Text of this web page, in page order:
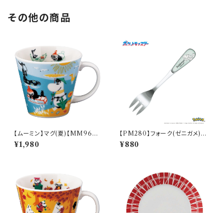
その他の商品
【ムーミン】マグ(夏)【MM960
0】MM9602-11
¥1,980
【PM280】フォーク(ゼニガメ)
【Daily Sketch】PM283-851
¥880